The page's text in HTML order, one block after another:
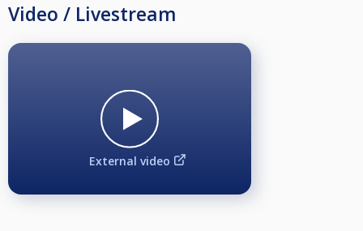
Video / Livestream
External video